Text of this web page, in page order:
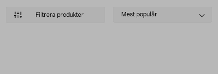
Filtrera produkter
Select
Mest populär